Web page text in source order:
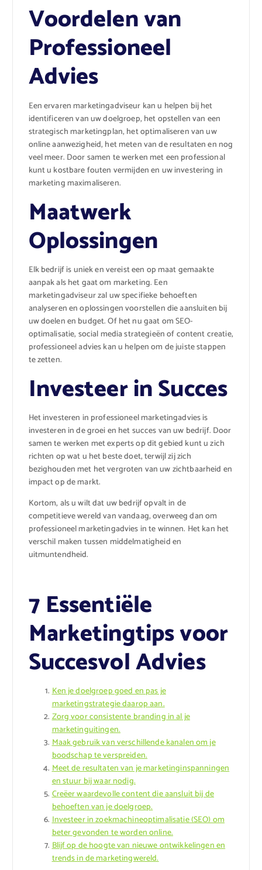
Voordelen van
Professioneel
Advies
Een ervaren marketingadviseur kan u helpen bij het
identificeren van uw doelgroep, het opstellen van een
strategisch marketingplan, het optimaliseren van uw
online aanwezigheid, het meten van de resultaten en nog
veel meer. Door samen te werken met een professional
kunt u kostbare fouten vermijden en uw investering in
marketing maximaliseren.
Maatwerk
Oplossingen
Elk bedrijf is uniek en vereist een op maat gemaakte
aanpak als het gaat om marketing. Een
marketingadviseur zal uw specifieke behoeften
analyseren en oplossingen voorstellen die aansluiten bij
uw doelen en budget. Of het nu gaat om SEO-
optimalisatie, social media strategieën of content creatie,
professioneel advies kan u helpen om de juiste stappen
te zetten.
Investeer in Succes
Het investeren in professioneel marketingadvies is
investeren in de groei en het succes van uw bedrijf. Door
samen te werken met experts op dit gebied kunt u zich
richten op wat u het beste doet, terwijl zij zich
bezighouden met het vergroten van uw zichtbaarheid en
impact op de markt.
Kortom, als u wilt dat uw bedrijf opvalt in de
competitieve wereld van vandaag, overweeg dan om
professioneel marketingadvies in te winnen. Het kan het
verschil maken tussen middelmatigheid en
uitmuntendheid.
7 Essentiële
Marketingtips voor
Succesvol Advies
Ken je doelgroep goed en pas je
marketingstrategie daarop aan.
Zorg voor consistente branding in al je
marketinguitingen.
Maak gebruik van verschillende kanalen om je
boodschap te verspreiden.
Meet de resultaten van je marketinginspanningen
en stuur bij waar nodig.
Creëer waardevolle content die aansluit bij de
behoeften van je doelgroep.
Investeer in zoekmachineoptimalisatie (SEO) om
beter gevonden te worden online.
Blijf op de hoogte van nieuwe ontwikkelingen en
trends in de marketingwereld.